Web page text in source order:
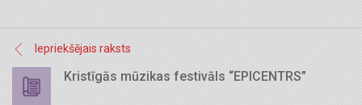
Iepriekšējais raksts
Kristīgās mūzikas festivāls “EPICENTRS”